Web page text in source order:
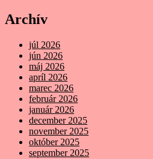
Archív
júl 2026
jún 2026
máj 2026
apríl 2026
marec 2026
február 2026
január 2026
december 2025
november 2025
október 2025
september 2025